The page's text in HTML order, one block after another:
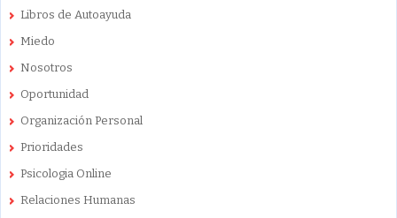
Libros de Autoayuda
Miedo
Nosotros
Oportunidad
Organización Personal
Prioridades
Psicologia Online
Relaciones Humanas